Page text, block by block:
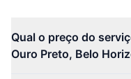
Qual o preço do
Ouro Preto, Belo